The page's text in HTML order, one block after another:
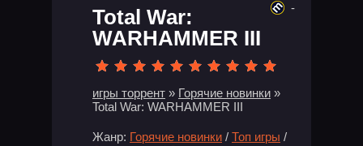
Total War:
WARHAMMER III
игры торрент » Горячие новинки »
Total War: WARHAMMER III
Жанр: Горячие новинки / Топ игры /
-